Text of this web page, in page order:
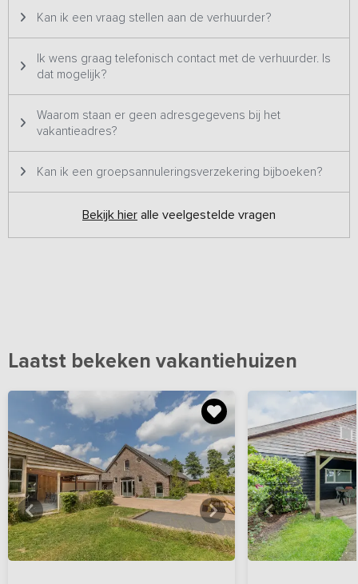
Kan ik een vraag stellen aan de verhuurder?
Ik wens graag telefonisch contact met de verhuurder. Is
dat mogelijk?
Waarom staan er geen adresgegevens bij het
vakantieadres?
Kan ik een groepsannuleringsverzekering bijboeken?
Bekijk hier alle veelgestelde vragen
Laatst bekeken vakantiehuizen
Bekijkhieralle foto's Bekijk